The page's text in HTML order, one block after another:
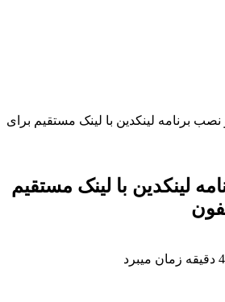
نصب برنامه لینکدین با لینک مستقیم برای
لینکدین با لینک مستقیم